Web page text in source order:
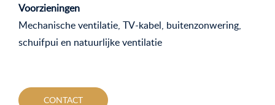
Voorzieningen
Mechanische ventilatie, TV-kabel, buitenzonwering,
schuifpui en natuurlijke ventilatie
CONTACT